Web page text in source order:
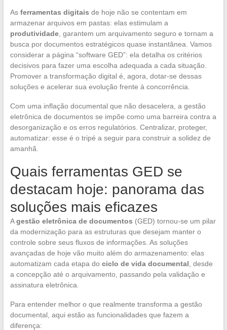
As ferramentas digitais de hoje não se contentam em
armazenar arquivos em pastas: elas estimulam a
produtividade, garantem um arquivamento seguro e tornam a
busca por documentos estratégicos quase instantânea. Vamos
considerar a página “software GED”: ela detalha os critérios
decisivos para fazer uma escolha adequada a cada situação.
Promover a transformação digital é, agora, dotar-se dessas
soluções e acelerar sua evolução frente à concorrência.
Com uma inflação documental que não desacelera, a gestão
eletrônica de documentos se impõe como uma barreira contra a
desorganização e os erros regulatórios. Centralizar, proteger,
automatizar: esse é o tripé a seguir para construir a solidez de
amanhã.
Quais ferramentas GED se
destacam hoje: panorama das
soluções mais eficazes
Agestão eletrônica de documentos (GED) tornou-se um pilar
da modernização para as estruturas que desejam manter o
controle sobre seus fluxos de informações. As soluções
avançadas de hoje vão muito além do armazenamento: elas
automatizam cada etapa do ciclo de vida documental , desde
a concepção até o arquivamento, passando pela validação e
assinatura eletrônica.
Para entender melhor o que realmente transforma a gestão
documental, aqui estão as funcionalidades que fazem a
diferença: